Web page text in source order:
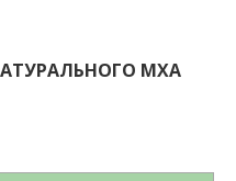
МХА